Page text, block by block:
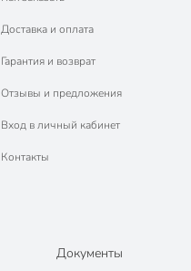
Доставка и оплата
Гарантия и возврат
Отзывы и предложения
Вход в личный кабинет
Контакты
Документы